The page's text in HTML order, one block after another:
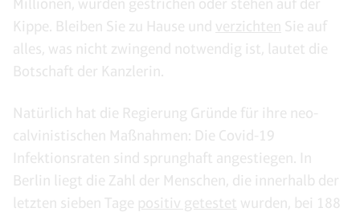
Millionen, wurden gestrichen oder stehen auf der
Kippe. Bleiben Sie zu Hause und verzichten Sie auf
alles, was nicht zwingend notwendig ist, lautet die
Botschaft der Kanzlerin.
Natürlich hat die Regierung Gründe für ihre neo-
calvinistischen Maßnahmen: Die Covid-19
Infektionsraten sind sprunghaft angestiegen. In
Berlin liegt die Zahl der Menschen, die innerhalb der
letzten sieben Tage positiv getestet wurden, bei 188